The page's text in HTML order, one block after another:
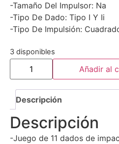
-Tamaño Del Impulsor: Na
-Tipo De Dado: Tipo I Y Ii
-Tipo De Impulsión:
3 disponibles
Añadir al
Descripción
Descripción
-Juego de 11 dados de